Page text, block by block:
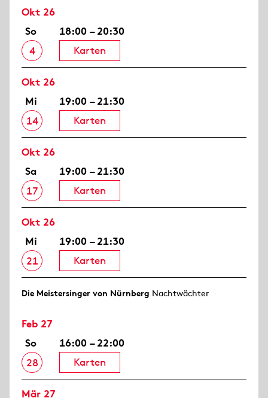
Okt 26
So
4
18:00 – 20:30
Karten
Okt 26
Mi
14
19:00 – 21:30
Karten
Okt 26
Sa
17
19:00 – 21:30
Karten
Okt 26
Mi
21
19:00 – 21:30
Karten
Die Meistersinger von Nürnberg Nachtwächter
Feb 27
So
28
16:00 – 22:00
Karten
Mär 27